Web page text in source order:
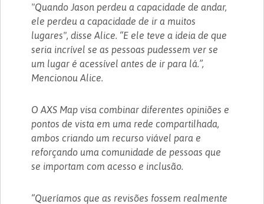
"Quando Jason perdeu a capacidade de andar,
ele perdeu a capacidade de ir a muitos
lugares", disse Alice. “E ele teve a ideia de que
seria incrível se as pessoas pudessem ver se
um lugar é acessível antes de ir para lá.”,
Mencionou Alice.
O AXS Map visa combinar diferentes opiniões e
pontos de vista em uma rede compartilhada,
ambos criando um recurso viável para e
reforçando uma comunidade de pessoas que
se importam com acesso e inclusão.
“Queríamos que as revisões fossem realmente